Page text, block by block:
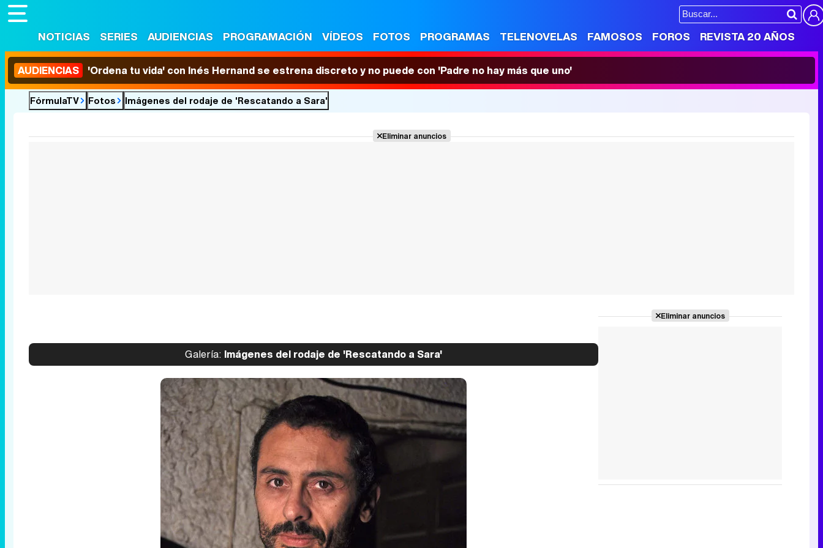
NOTICIAS SERIES AUDIENCIAS PROGRAMACIÓN VÍDEOS FOTOS PROGRAMAS TELENOVELAS FAMOSOS FOROS REVISTA 20 AÑOS
AUDIENCIAS 'Ordena tu vida' con Inés Hernand se estrena discreto y no puede con 'Padre no hay más que uno'
FórmulaTV Fotos Imágenes del rodaje de 'Rescatando a Sara'
Eliminar anuncios
Galería: Imágenes del rodaje de 'Rescatando a Sara'
Eliminar anuncios